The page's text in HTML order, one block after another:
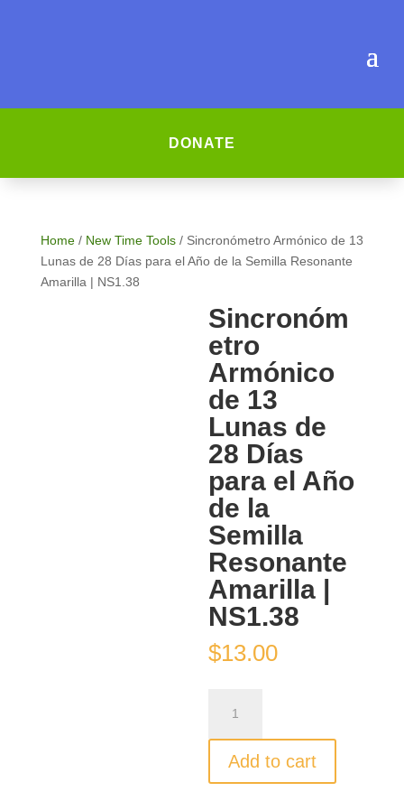
DONATE
Home/ New Time Tools/ Sincronómetro Armónico de 13
Lunas de 28 Días para el Año de la Semilla Resonante
Amarilla | NS1.38
Sincronóm
etro
Armónico
de 13
Lunas de
28 Días
para el Año
de la
Semilla
Resonante
Amarilla |
NS1.38
$13.00
Armónico
de
Lunas
Add to cart